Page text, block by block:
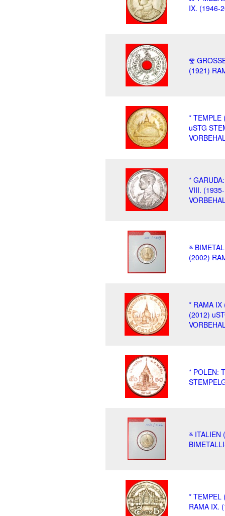
IX. (1946-
Ⰺ
(1921)
* TEMPLE
uSTG
*
VIII.
ⰶ
(2002)
* RAMA
(2012)
* POLEN:
ⰶ ITALIEN
* TEMPEL
RAMA IX.